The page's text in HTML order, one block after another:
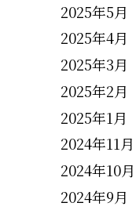
2025年5月
2025年4月
2025年3月
2025年2月
2025年1月
2024年11月
2024年10月
2024年9月